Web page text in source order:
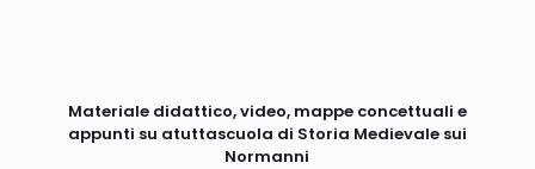
Materiale didattico, video, mappe concettuali e
appunti su atuttascuola di Storia Medievale sui
Normanni